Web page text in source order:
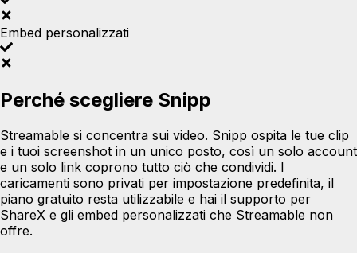
Embed personalizzati
Perché scegliere Snipp
Streamable si concentra sui video. Snipp ospita le tue clip
e i tuoi screenshot in un unico posto, così un solo account
e un solo link coprono tutto ciò che condividi. I
caricamenti sono privati per impostazione predefinita, il
piano gratuito resta utilizzabile e hai il supporto per
ShareX e gli embed personalizzati che Streamable non
offre.